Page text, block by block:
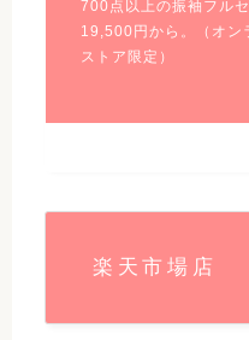
700点以上の振袖フル
19,500 円から。（オン
ストア限定）
楽天市場店